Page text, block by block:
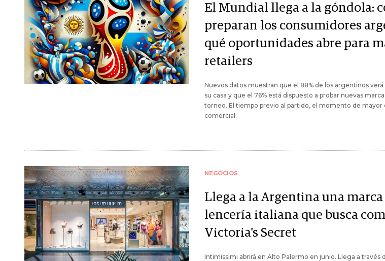
El Mundial llega a la góndola:
preparan los consumidores
qué oportunidades abre para
retailers
Nuevos datos muestran que el 88% de los argentinos
su casa y que el 76% está dispuesto a probar nuevas
torneo. El tiempo previo al partido, el momento de mayor
comercial.
NEGOCIOS
Llega a la Argentina una marca
lencería italiana que busca
Victoria's Secret
Intimissimi abrirá en Alto Palermo en junio. Llega a través